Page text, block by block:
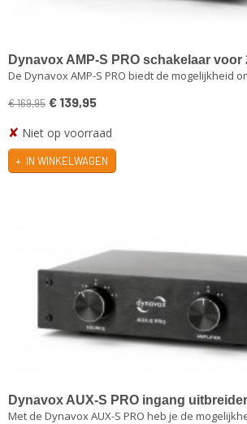
Dynavox AMP-S PRO schakelaar
op 1 set speakers zwart
De Dynavox AMP-S PRO biedt de mogelijkheid
€ 169,95 € 139,95
✘ Niet op voorraad
IN WINKELWAGEN
Dynavox AUX-S PRO ingang
zwart
Met de Dynavox AUX-S PRO heb je de